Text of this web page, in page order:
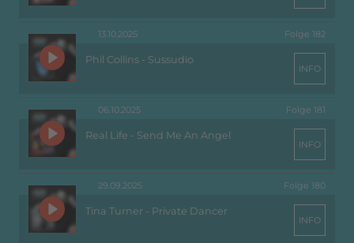
13.10.2025 Folge 182
Phil Collins - Sussudio
INFO
06.10.2025 Folge 181
Real Life - Send Me An Angel
INFO
29.09.2025 Folge 180
Tina Turner - Private Dancer
INFO